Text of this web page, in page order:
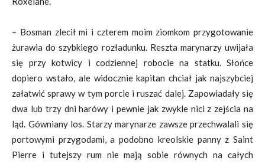
– Bosman zlecił mi i czterem moim ziomkom przygotowanie
żurawia do szybkiego rozładunku. Reszta marynarzy uwijała
się przy kotwicy i codziennej robocie na statku. Słońce
dopiero wstało, ale widocznie kapitan chciał jak najszybciej
załatwić sprawy w tym porcie i ruszać dalej. Zapowiadały się
dwa lub trzy dni harówy i pewnie jak zwykle nici z zejścia na
ląd. Gówniany los. Starzy marynarze zawsze przechwalali się
portowymi przygodami, a podobno kreolskie panny z Saint
Pierre i tutejszy rum nie mają sobie równych na całych